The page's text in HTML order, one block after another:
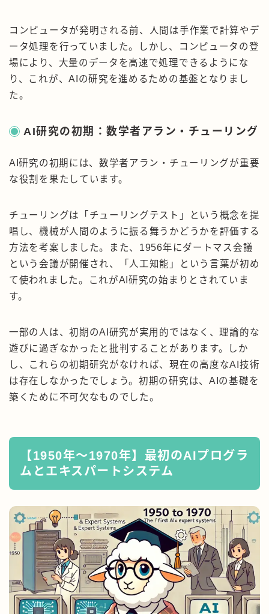
コンピュータが発明される前、人間は手作業で計算やデ
ータ処理を行っていました。しかし、コンピュータの登
場により、大量のデータを高速で処理できるようにな
り、これが、AIの研究を進めるための基盤となりまし
た。
AI研究の初期：数学者アラン・チューリング
AI研究の初期には、数学者アラン・チューリングが重要
な役割を果たしています。
チューリングは「チューリングテスト」という概念を提
唱し、機械が人間のように振る舞うかどうかを評価する
方法を考案しました。また、1956年にダートマス会議
という会議が開催され、「人工知能」という言葉が初め
て使われました。これがAI研究の始まりとされていま
す。
一部の人は、初期のAI研究が実用的ではなく、理論的な
遊びに過ぎなかったと批判することがあります。しか
し、これらの初期研究がなければ、現在の高度なAI技術
は存在しなかったでしょう。初期の研究は、AIの基礎を
築くために不可欠なものでした。
【1950年〜1970年】最初のAIプログラ
ムとエキスパートシステム